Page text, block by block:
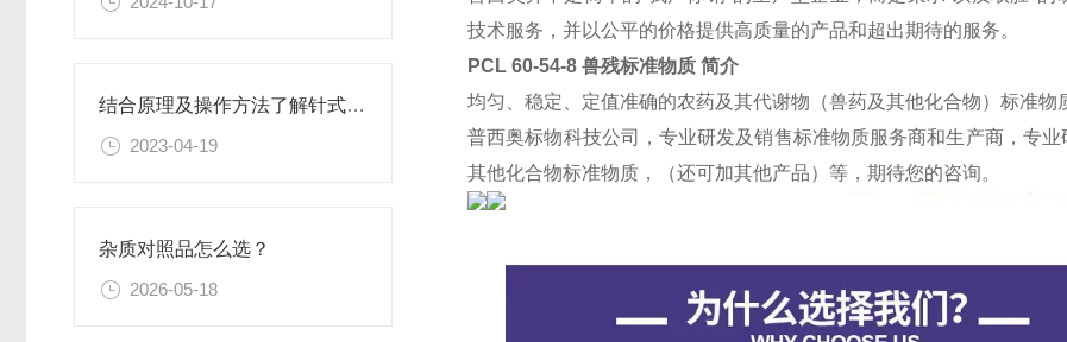
结合原理及操作方法了解针式过滤器
2023-04-19
杂质对照品怎么选？
2026-05-18
技术服务，并以公平的价格提供高质量的产品和超出期待的服务。
PCL 60-54-8 兽残标准物质简介
均匀、稳定、定值准确的农药及其代谢物（兽药及其他化合物）标准物
普西奥标物科技公司，专业研发及销售标准物质服务商和生产商，专
其他化合物标准物质，（还可加其他产品）等，期待您的咨询。